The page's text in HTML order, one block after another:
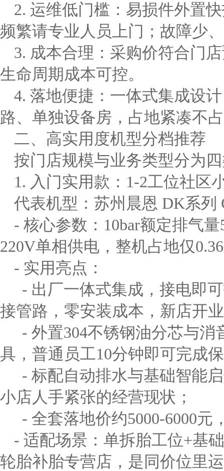
2. 运维低门槛：易损件外置
频繁请专业人员上门；故障少
3. 成本合理：采购价符合门
生命周期成本可控。
4. 落地便捷：一体式集成设
路、单独设备房，占地紧凑不
二、高实用度机型分档推荐
按门店规模与业务类型分为
1. 入门实用款：1-2工位社区
代表机型：苏州晨恩 DK系列
- 核心参数：10bar额定排气
220V单相供电，整机占地仅
- 实用亮点：
- 出厂一体式集成，接电即
接管路，零安装成本，新店开
- 外置304不锈钢油分芯与
具，普通员工10分钟即可完成
- 标配自动排水与基础智能
小店人手紧张的经营现状；
- 全套落地价约5000-6000
- 适配场景：单拆胎工位+基
轮胎补胎专营店，是同价位里